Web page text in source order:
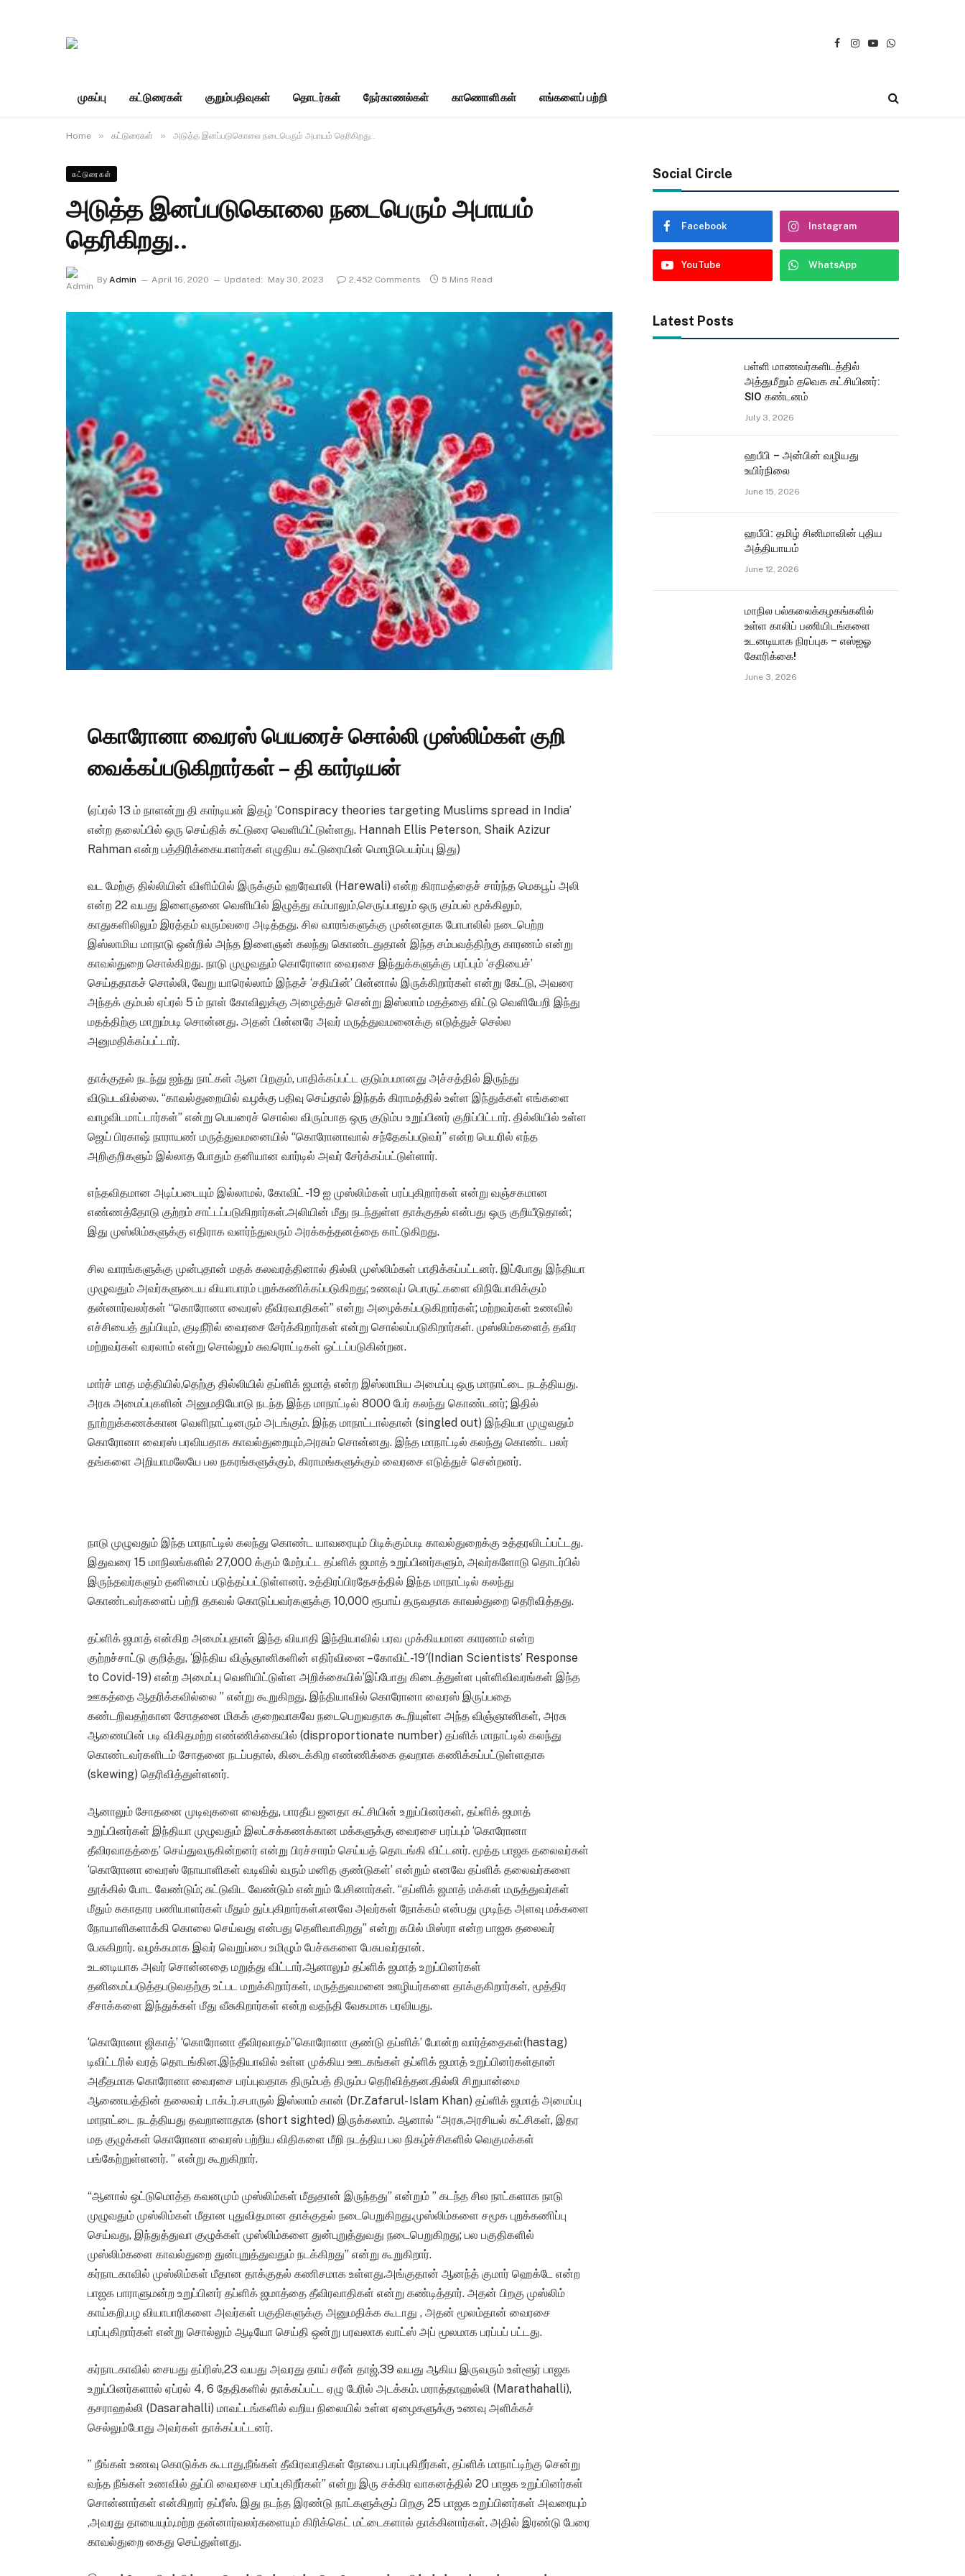
Facebook
Instagram
YouTubeWhatsApp
முகப்பு கட்டுரைகள் குறும்பதிவுகள் தொடர்கள் நேர்காணல்கள் காணொளிகள் எங்களைப் பற்றி
Home » கட்டுரைகள் » அடுத்த இனப்படுகொலை நடைபெரும் அபாயம் தெரிகிறது..
கட்டுரைகள்
அடுத்த இனப்படுகொலை நடைபெரும் அபாயம்
தெரிகிறது..
By Admin April 16, 2020 Updated: May 30, 2023 2,452 Comments 5 Mins Read
கொரோனா வைரஸ் பெயரைச் சொல்லி முஸ்லிம்கள் குறி
வைக்கப்படுகிறார்கள் – தி கார்டியன்
(ஏப்ரல் 13 ம் நாளன்று தி கார்டியன் இதழ் ‘Conspiracy theories targeting Muslims spread in India’
என்ற தலைப்பில் ஒரு செய்திக் கட்டுரை வெளியிட்டுள்ளது. Hannah Ellis Peterson, Shaik Azizur
Rahman என்ற பத்திரிக்கையாளர்கள் எழுதிய கட்டுரையின் மொழிபெயர்ப்பு இது)
வட மேற்கு தில்லியின் விளிம்பில் இருக்கும் ஹரேவாலி (Harewali) என்ற கிராமத்தைச் சார்ந்த மெகபூப் அலி
என்ற 22 வயது இளைஞனை வெளியில் இழுத்து கம்பாலும்,செருப்பாலும் ஒரு கும்பல் மூக்கிலும்,
காதுகளிலிலும் இரத்தம் வரும்வரை அடித்தது. சில வாரங்களுக்கு முன்னதாக போபாலில் நடைபெற்ற
இஸ்லாமிய மாநாடு ஒன்றில் அந்த இளைஞன் கலந்து கொண்டதுதான் இந்த சம்பவத்திற்கு காரணம் என்று
காவல்துறை சொல்கிறது. நாடு முழுவதும் கொரோனா வைரசை இந்துக்களுக்கு பரப்பும் ‘சதியைச்’
செய்ததாகச் சொல்லி, வேறு யாரெல்லாம் இந்தச் ‘சதியின்’ பின்னால் இருக்கிறார்கள் என்று கேட்டு, அவரை
அந்தக் கும்பல் ஏப்ரல் 5 ம் நாள் கோவிலுக்கு அழைத்துச் சென்று இஸ்லாம் மதத்தை விட்டு வெளியேறி இந்து
மதத்திற்கு மாறும்படி சொன்னது. அதன் பின்னரே அவர் மருத்துவமனைக்கு எடுத்துச் செல்ல
அனுமதிக்கப்பட்டார்.
தாக்குதல் நடந்து ஐந்து நாட்கள் ஆன பிறகும், பாதிக்கப்பட்ட குடும்பமானது அச்சத்தில் இருந்து
விடுபடவில்லை. “காவல்துறையில் வழக்கு பதிவு செய்தால் இந்தக் கிராமத்தில் உள்ள இந்துக்கள் எங்களை
வாழவிடமாட்டார்கள்” என்று பெயரைச் சொல்ல விரும்பாத ஒரு குடும்ப உறுப்பினர் குறிப்பிட்டார். தில்லியில் உள்ள
ஜெய் பிரகாஷ் நாராயண் மருத்துவமனையில் “கொரோனாவால் சந்தேகப்படுவர்” என்ற பெயரில் எந்த
அறிகுறிகளும் இல்லாத போதும் தனியான வார்டில் அவர் சேர்க்கப்பட்டுள்ளார்.
எந்தவிதமான அடிப்படையும் இல்லாமல், கோவிட் -19 ஐ முஸ்லிம்கள் பரப்புகிறார்கள் என்று வஞ்சகமான
எண்ணத்தோடு குற்றம் சாட்டப்படுகிறார்கள்.அலியின் மீது நடந்துள்ள தாக்குதல் என்பது ஒரு குறியீடுதான்;
இது முஸ்லிம்களுக்கு எதிராக வளர்ந்துவரும் அரக்கத்தனத்தை காட்டுகிறது.
சில வாரங்களுக்கு முன்புதான் மதக் கலவரத்தினால் தில்லி முஸ்லிம்கள் பாதிக்கப்பட்டனர். இப்போது இந்தியா
முழுவதும் அவர்களுடைய வியாபாரம் புறக்கணிக்கப்படுகிறது; உணவுப் பொருட்களை விநியோகிக்கும்
தன்னார்வலர்கள் “கொரோனா வைரஸ் தீவிரவாதிகள்” என்று அழைக்கப்படுகிறார்கள்; மற்றவர்கள் உணவில்
எச்சியைத் துப்பியும், குடிநீரில் வைரசை சேர்க்கிறார்கள் என்று சொல்லப்படுகிறார்கள். முஸ்லிம்களைத் தவிர
மற்றவர்கள் வரலாம் என்று சொல்லும் சுவரொட்டிகள் ஒட்டப்படுகின்றன.
மார்ச் மாத மத்தியில்,தெற்கு தில்லியில் தப்ளிக் ஜமாத் என்ற இஸ்லாமிய அமைப்பு ஒரு மாநாட்டை நடத்தியது.
அரசு அமைப்புகளின் அனுமதியோடு நடந்த இந்த மாநாட்டில் 8000 பேர் கலந்து கொண்டனர்; இதில்
நூற்றுக்கணக்கான வெளிநாட்டினரும் அடங்கும். இந்த மாநாட்டால்தான் (singled out) இந்தியா முழுவதும்
கொரோனா வைரஸ் பரவியதாக காவல்துறையும்,அரசும் சொன்னது. இந்த மாநாட்டில் கலந்து கொண்ட பலர்
தங்களை அறியாமலேயே பல நகரங்களுக்கும், கிராமங்களுக்கும் வைரசை எடுத்துச் சென்றனர்.
நாடு முழுவதும் இந்த மாநாட்டில் கலந்து கொண்ட யாவரையும் பிடிக்கும்படி காவல்துறைக்கு உத்தரவிடப்பட்டது.
இதுவரை 15 மாநிலங்களில் 27,000 க்கும் மேற்பட்ட தப்ளிக் ஜமாத் உறுப்பினர்களும், அவர்களோடு தொடர்பில்
இருந்தவர்களும் தனிமைப் படுத்தப்பட்டுள்ளனர். உத்திரப்பிரதேசத்தில் இந்த மாநாட்டில் கலந்து
கொண்டவர்களைப் பற்றி தகவல் கொடுப்பவர்களுக்கு 10,000 ரூபாய் தருவதாக காவல்துறை தெரிவித்தது.
தப்ளிக் ஜமாத் என்கிற அமைப்புதான் இந்த வியாதி இந்தியாவில் பரவ முக்கியமான காரணம் என்ற
குற்றச்சாட்டு குறித்து, ‘இந்திய விஞ்ஞானிகளின் எதிர்வினை – கோவிட்-19′(Indian Scientists’ Response
to Covid- 19) என்ற அமைப்பு வெளியிட்டுள்ள அறிக்கையில்’இப்போது கிடைத்துள்ள புள்ளிவிவரங்கள் இந்த
ஊகத்தை ஆதரிக்கவில்லை ” என்று கூறுகிறது. இந்தியாவில் கொரோனா வைரஸ் இருப்பதை
கண்டறிவதற்கான சோதனை மிகக் குறைவாகவே நடைபெறுவதாக கூறியுள்ள அந்த விஞ்ஞானிகள், அரசு
ஆணையின் படி விகிதமற்ற எண்ணிக்கையில் (disproportionate number) தப்ளிக் மாநாட்டில் கலந்து
கொண்டவர்களிடம் சோதனை நடப்பதால், கிடைக்கிற எண்ணிக்கை தவறாக கணிக்கப்பட்டுள்ளதாக
(skewing) தெரிவித்துள்ளனர்.
ஆனாலும் சோதனை முடிவுகளை வைத்து, பாரதீய ஜனதா கட்சியின் உறுப்பினர்கள், தப்ளிக் ஜமாத்
உறுப்பினர்கள் இந்தியா முழுவதும் இலட்சக்கணக்கான மக்களுக்கு வைரசை பரப்பும் ‘கொரோனா
தீவிரவாதத்தை’ செய்துவருகின்றனர் என்று பிரச்சாரம் செய்யத் தொடங்கி விட்டனர். மூத்த பாஜக தலைவர்கள்
‘கொரோனா வைரஸ் நோயாளிகள் வடிவில் வரும் மனித குண்டுகள்’ என்றும் எனவே தப்ளிக் தலைவர்களை
தூக்கில் போட வேண்டும்; சுட்டுவிட வேண்டும் என்றும் பேசினார்கள். “தப்ளிக் ஜமாத் மக்கள் மருத்துவர்கள்
மீதும் சுகாதார பணியாளர்கள் மீதும் துப்புகிறார்கள்.எனவே அவர்கள் நோக்கம் என்பது முடிந்த அளவு மக்களை
நோயாளிகளாக்கி கொலை செய்வது என்பது தெளிவாகிறது” என்று கபில் மிஸ்ரா என்ற பாஜக தலைவர்
பேசுகிறார். வழக்கமாக இவர் வெறுப்பை உமிழும் பேச்சுகளை பேசுபவர்தான்.
உடனடியாக அவர் சொன்னதை மறுத்து விட்டார்.ஆனாலும் தப்ளிக் ஜமாத் உறுப்பினர்கள்
தனிமைப்படுத்தபடுவதற்கு உட்பட மறுக்கிறார்கள், மருத்துவமனை ஊழியர்களை தாக்குகிறார்கள், மூத்திர
சீசாக்களை இந்துக்கள் மீது வீசுகிறார்கள் என்ற வதந்தி வேகமாக பரவியது.
‘கொரோனா ஜிகாத்’ ‘கொரோனா தீவிரவாதம்”கொரோனா குண்டு தப்ளிக்’ போன்ற வார்த்தைகள்(hastag)
டிவிட்டரில் வரத் தொடங்கின.இந்தியாவில் உள்ள முக்கிய ஊடகங்கள் தப்ளிக் ஜமாத் உறுப்பினர்கள்தான்
அதீதமாக கொரோனா வைரசை பரப்புவதாக திரும்பத் திரும்ப தெரிவித்தன.தில்லி சிறுபான்மை
ஆணையத்தின் தலைவர் டாக்டர்.சபாருல் இஸ்லாம் கான் (Dr.Zafarul- Islam Khan) தப்ளிக் ஜமாத் அமைப்பு
மாநாட்டை நடத்தியது தவறானாதாக (short sighted) இருக்கலாம். ஆனால் “அரசு,அரசியல் கட்சிகள், இதர
மத குழுக்கள் கொரோனா வைரஸ் பற்றிய விதிகளை மீறி நடத்திய பல நிகழ்ச்சிகளில் வெகுமக்கள்
பங்கேற்றுள்ளனர். ” என்று கூறுகிறார்.
“ஆனால் ஒட்டுமொத்த கவனமும் முஸ்லிம்கள் மீதுதான் இருந்தது” என்றும் ” கடந்த சில நாட்களாக நாடு
முழுவதும் முஸ்லிம்கள் மீதான புதுவிதமான தாக்குதல் நடைபெறுகிறது.முஸ்லிம்களை சமூக புறக்கணிப்பு
செய்வது, இந்துத்துவா குழுக்கள் முஸ்லிம்களை துன்புறுத்துவது நடைபெறுகிறது; பல பகுதிகளில்
முஸ்லிம்களை காவல்துறை துன்புறுத்துவதும் நடக்கிறது” என்று கூறுகிறார்.
கர்நாடகாவில் முஸ்லிம்கள் மீதான தாக்குதல் கணிசமாக உள்ளது.அங்குதான் ஆனந்த் குமார் ஹெக்டே என்ற
பாஜக பாராளுமன்ற உறுப்பினர் தப்ளிக் ஜமாத்தை தீவிரவாதிகள் என்று கண்டித்தார். அதன் பிறகு முஸ்லிம்
காய்கறி,பழ வியாபாரிகளை அவர்கள் பகுதிகளுக்கு அனுமதிக்க கூடாது , அதன் மூலம்தான் வைரசை
பரப்புகிறார்கள் என்று சொல்லும் ஆடியோ செய்தி ஒன்று பரவலாக வாட்ஸ் அப் மூலமாக பரப்பப் பட்டது.
கர்நாடகாவில் சையது தப்ரிஸ்,23 வயது அவரது தாய் சரீன் தாஜ்,39 வயது ஆகிய இருவரும் உள்ளூர் பாஜக
உறுப்பினர்களால் ஏப்ரல் 4, 6 தேதிகளில் தாக்கப்பட்ட ஏழு பேரில் அடக்கம். மராத்தாஹல்லி (Marathahalli),
தசராஹல்லி (Dasarahalli) மாவட்டங்களில் வறிய நிலையில் உள்ள ஏழைகளுக்கு உணவு அளிக்கச்
செல்லும்போது அவர்கள் தாக்கப்பட்டனர்.
” நீங்கள் உணவு கொடுக்க கூடாது,நீங்கள் தீவிரவாதிகள் நோயை பரப்புகிறீர்கள், தப்ளிக் மாநாட்டிற்கு சென்று
வந்த நீங்கள் உணவில் துப்பி வைரசை பரப்புகிறீர்கள்” என்று இரு சக்கிர வாகனத்தில் 20 பாஜக உறுப்பினர்கள்
சொன்னார்கள் என்கிறார் தப்ரீஸ். இது நடந்த இரண்டு நாட்களுக்குப் பிறகு 25 பாஜக உறுப்பினர்கள் அவரையும்
,அவரது தாயையும்,மற்ற தன்னார்வலர்களையும் கிரிக்கெட் மட்டைகளால் தாக்கினார்கள். அதில் இரண்டு பேரை
காவல்துறை கைது செய்துள்ளது.
Social Circle
Facebook Instagram
YouTube WhatsApp
Latest Posts
பள்ளி மாணவர்களிடத்தில்
அத்துமீறும் தவெக கட்சியினர்:
SIO கண்டனம்
July 3, 2026
ஹபீபி – அன்பின் வழியது
உயிர்நிலை
June 15, 2026
ஹபீபி: தமிழ் சினிமாவின் புதிய
அத்தியாயம்
June 12, 2026
மாநில பல்கலைக்கழகங்களில்
உள்ள காலிப் பணியிடங்களை
உடனடியாக நிரப்புக – எஸ்ஐஓ
கோரிக்கை!
June 3, 2026